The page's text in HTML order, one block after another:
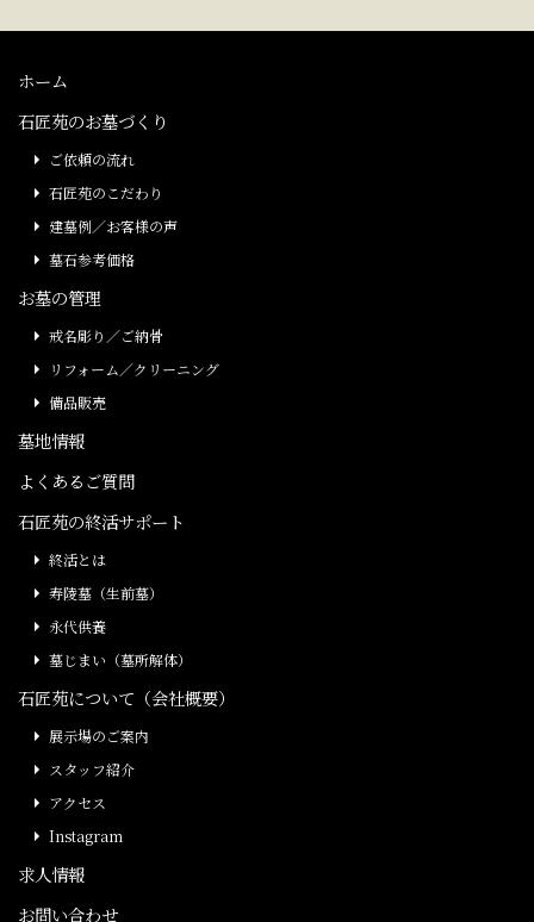
ホーム
石匠苑のお墓づくり
ご依頼の流れ
石匠苑のこだわり
建墓例／お客様の声
墓石参考価格
お墓の管理
戒名彫り／ご納骨
リフォーム／クリーニング
備品販売
墓地情報
よくあるご質問
石匠苑の終活サポート
終活とは
寿陵墓（生前墓）
永代供養
墓じまい（墓所解体）
石匠苑について（会社概要）
展示場のご案内
スタッフ紹介
アクセス
Instagram
求人情報
お問い合わせ